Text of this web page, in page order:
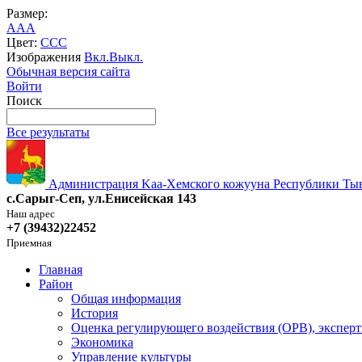
Размер:
AAA
Цвет: CCC
Изображения Вкл.Выкл.
Обычная версия сайта
Войти
Поиск
Все результаты
Администрация Kaa-Хемского кожууна Республики
с.Сарыг-Сеп, ул.Енисейская 143
Наш адрес
+7 (39432)22452
Приемная
Главная
Район
Общая информация
История
Оценка регулирующего воздействия (ОРВ),
Экономика
Управление культуры